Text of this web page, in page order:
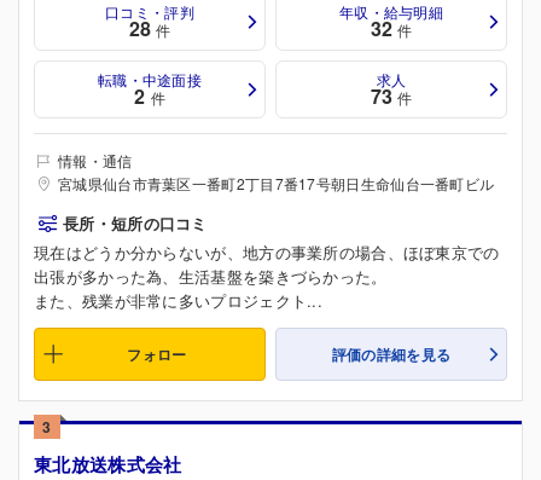
口コミ・評判
28 件
年収・給与明細
32 件
転職・中途面接
2 件
求人
73 件
情報・通信
宮城県仙台市青葉区一番町2丁目7番17号朝日生命仙台一番町ビル
長所・短所の口コミ
現在はどうか分からないが、地方の事業所の場合、ほぼ東京での
出張が多かった為、生活基盤を築きづらかった。
また、残業が非常に多いプロジェクト...
フォロー 評価の詳細を見る
3
東北放送株式会社